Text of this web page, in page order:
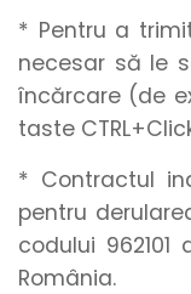
* Pentru a
necesar să le
încărcare (de
taste
* Contractul
pentru
codului
România.